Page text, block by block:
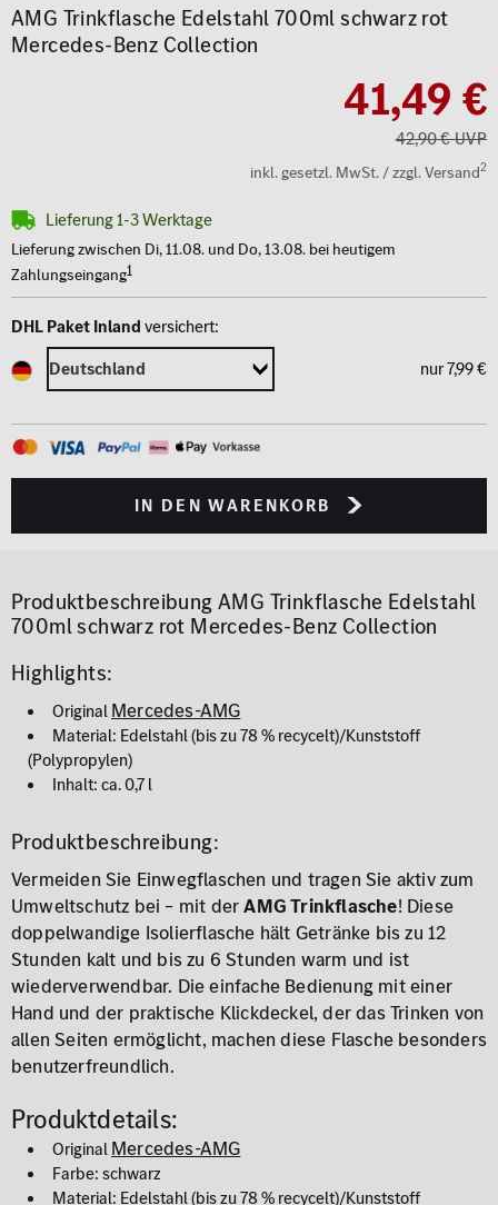
AMG Trinkflasche Edelstahl 700ml schwarz rot
Mercedes-Benz Collection
41,49 €
42,90 € UVP
inkl. gesetzl. MwSt. / zzgl. Versand2
Lieferung 1-3 Werktage
Lieferung zwischen Di, 11.08. und Do, 13.08. bei heutigem
Zahlungseingang1
DHL Paket Inlandversichert:
nur 7,99 €
in den Warenkorb
ProduktbeschreibungAMG Trinkflasche Edelstahl
700ml schwarz rot Mercedes-Benz Collection
Highlights:
OriginalMercedes-AMG
Material: Edelstahl (bis zu 78 % recycelt)/Kunststoff
(Polypropylen)
Inhalt: ca. 0,7 l
Produktbeschreibung:
Vermeiden Sie Einwegflaschen und tragen Sie aktiv zum
Umweltschutz bei – mit derAMG Trinkflasche! Diese
doppelwandige Isolierflasche hält Getränke bis zu 12
Stunden kalt und bis zu 6 Stunden warm und ist
wiederverwendbar. Die einfache Bedienung mit einer
Hand und der praktische Klickdeckel, der das Trinken von
allen Seiten ermöglicht, machen diese Flasche besonders
benutzerfreundlich.
Produktdetails:
OriginalMercedes-AMG
Farbe: schwarz
Material: Edelstahl (bis zu 78 % recycelt)/Kunststoff